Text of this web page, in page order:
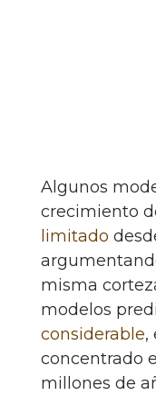
Algunos
crecimiento
limitado
misma
modelos
considerable,
concentrado
millones de